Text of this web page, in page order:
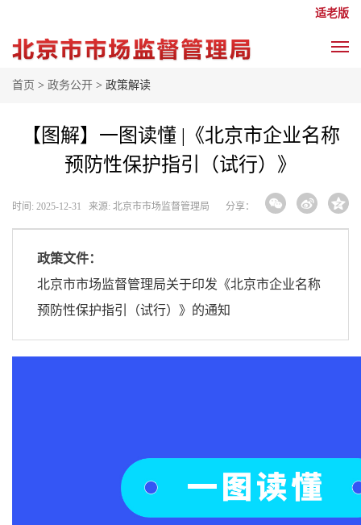
适老版
首页 > 政务公开 > 政策解读
【图解】一图读懂 |《北京市企业名称
预防性保护指引（试行）》
时间: 2025-12-31 来源: 北京市市场监督管理局 分享：
政策文件：
北京市市场监督管理局关于印发《北京市企业名称
预防性保护指引（试行）》的通知